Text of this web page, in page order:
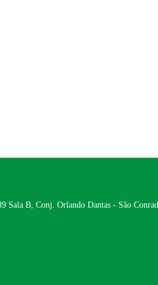
Sala B, Conj. Orlando Dantas - São